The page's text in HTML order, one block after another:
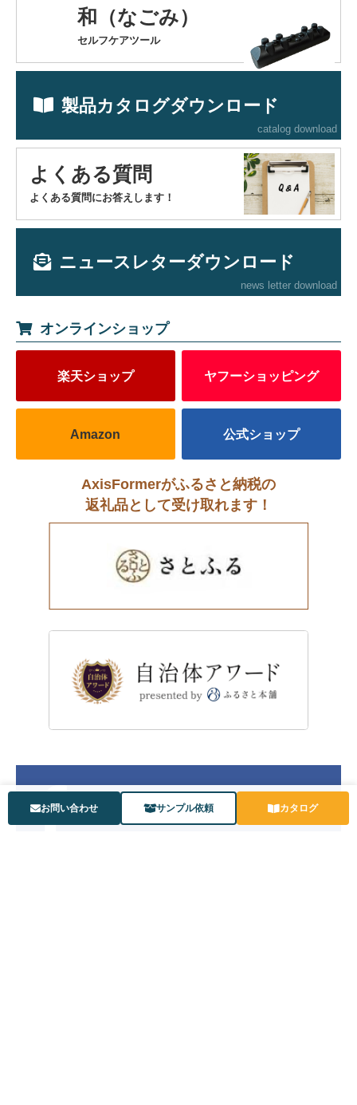
和（なごみ）
セルフケアツール
製品カタログダウンロード
catalog download
よくある質問
よくある質問にお答えします！
ニュースレターダウンロード
news letter download
オンラインショップ
楽天ショップ ヤフーショッピング
Amazon 公式ショップ
AxisFormerがふるさと納税の
返礼品として受け取れます！
お問い合わせ サンプル依頼 カタログ